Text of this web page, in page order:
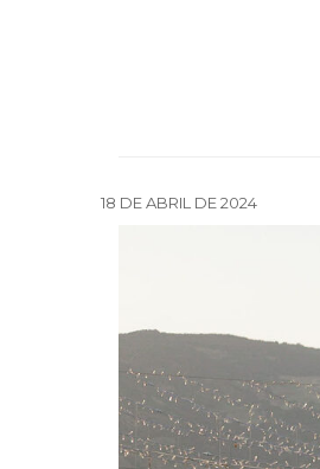
18 DE ABRIL DE 2024